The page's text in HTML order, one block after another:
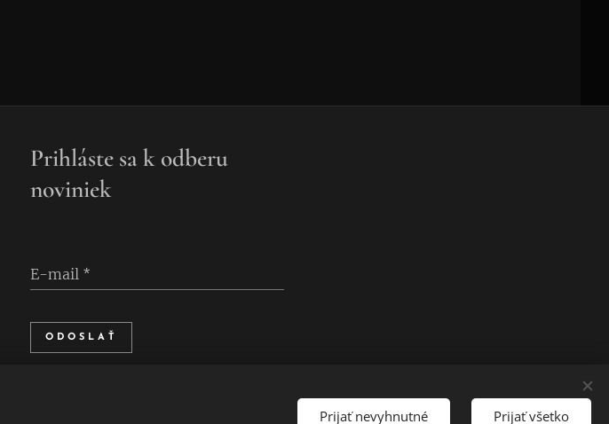
Prihláste sa k odberu
noviniek
E-mail
ODOSLAŤ
Prijať nevyhnutné Prijať všetko